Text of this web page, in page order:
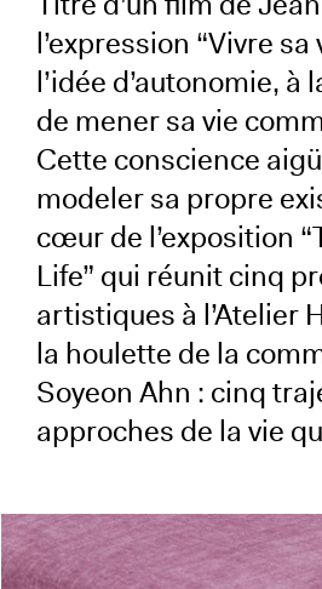
l’expression “Vivre sa
l’idée d’autonomie, à
de mener sa vie
Cette conscience
modeler sa propre
cœur de l’exposition
Life” qui réunit cinq
artistiques à l’Atelier
la houlette de la
Soyeon Ahn : cinq
approches de la vie